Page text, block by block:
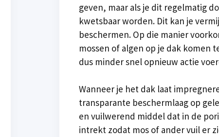
geven, maar als je dit regelmatig
kwetsbaar worden. Dit kan je
beschermen. Op die manier
mossen of algen op je dak komen
dus minder snel opnieuw actie
Wanneer je het dak laat
transparante beschermlaag op
en vuilwerend middel dat in de
intrekt zodat mos of ander vuil er